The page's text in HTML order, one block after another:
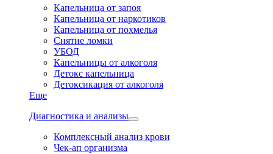
Капельница от запоя
Капельница от наркотиков
Капельница от похмелья
Снятие ломки
УБОД
Капельницы от алкоголя
Детокс капельница
Детоксикация от алкоголя
Еще
Диагностика и анализы
Комплексный анализ крови
Чек-ап организма